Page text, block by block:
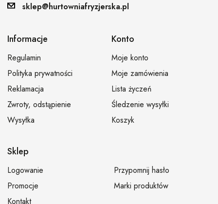
sklep@hurtowniafryzjerska.pl
Informacje
Regulamin
Polityka prywatności
Reklamacja
Zwroty, odstąpienie
Wysyłka
Konto
Moje konto
Moje zamówienia
Lista życzeń
Śledzenie wysyłki
Koszyk
Sklep
Logowanie
Przypomnij hasło
Promocje
Marki produktów
Kontakt